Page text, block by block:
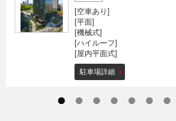
[空車あり]
[平面]
[機械式]
[ハイルーフ]
[屋内平面式]
駐車場詳細